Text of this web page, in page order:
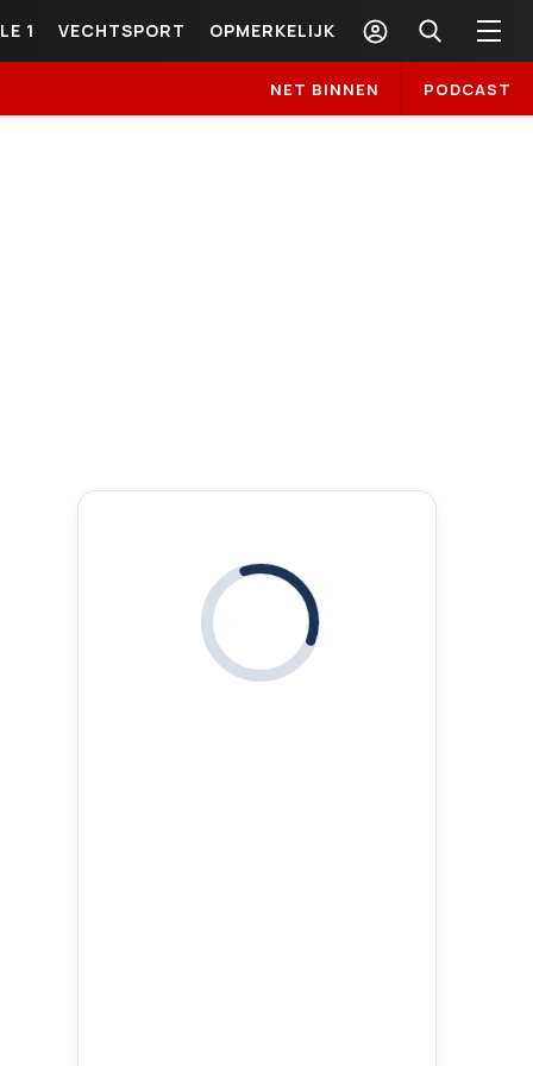
1 VECHTSPORT OPMERKELIJK
NET BINNEN PODCAST